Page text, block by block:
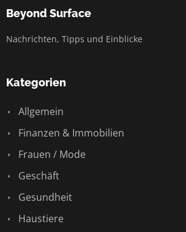
Beyond Surface
Nachrichten, Tipps und Einblicke
Kategorien
Allgemein
Finanzen & Immobilien
Frauen / Mode
Geschäft
Gesundheit
Haustiere